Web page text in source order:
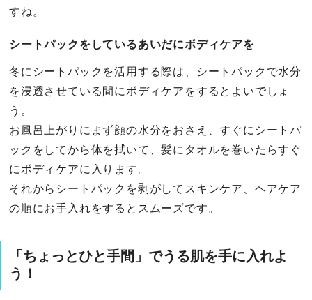
すね。
シートパックをしているあいだにボディケアを
冬にシートパックを活用する際は、シートパックで水分
を浸透させている間にボディケアをするとよいでしょ
う。
お風呂上がりにまず顔の水分をおさえ、すぐにシートパ
ックをしてから体を拭いて、髪にタオルを巻いたらすぐ
にボディケアに入ります。
それからシートパックを剥がしてスキンケア、ヘアケア
の順にお手入れをするとスムーズです。
「ちょっとひと手間」でうる肌を手に入れよ
う！